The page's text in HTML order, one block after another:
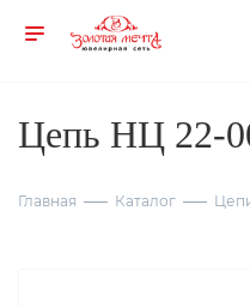
Цепь НЦ 22-
Главная Каталог